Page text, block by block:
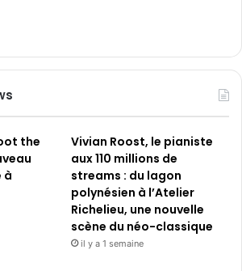
the
à
Vivian Roost, le pianiste
aux 110 millions de
streams : du lagon
polynésien à l’Atelier
Richelieu, une nouvelle
scène du néo-classique
il y a 1 semaine